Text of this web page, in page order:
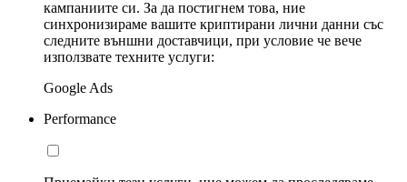
кампаниите си. За да постигнем това, ние
синхронизираме вашите криптирани лични данни със
следните външни доставчици, при условие че вече
използвате техните услуги:
Google Ads
Performance